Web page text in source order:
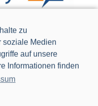
zu
soziale Medien
auf unsere
Informationen finden